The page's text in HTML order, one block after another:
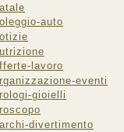
auto
lavoro
eventi
gioielli
divertimento